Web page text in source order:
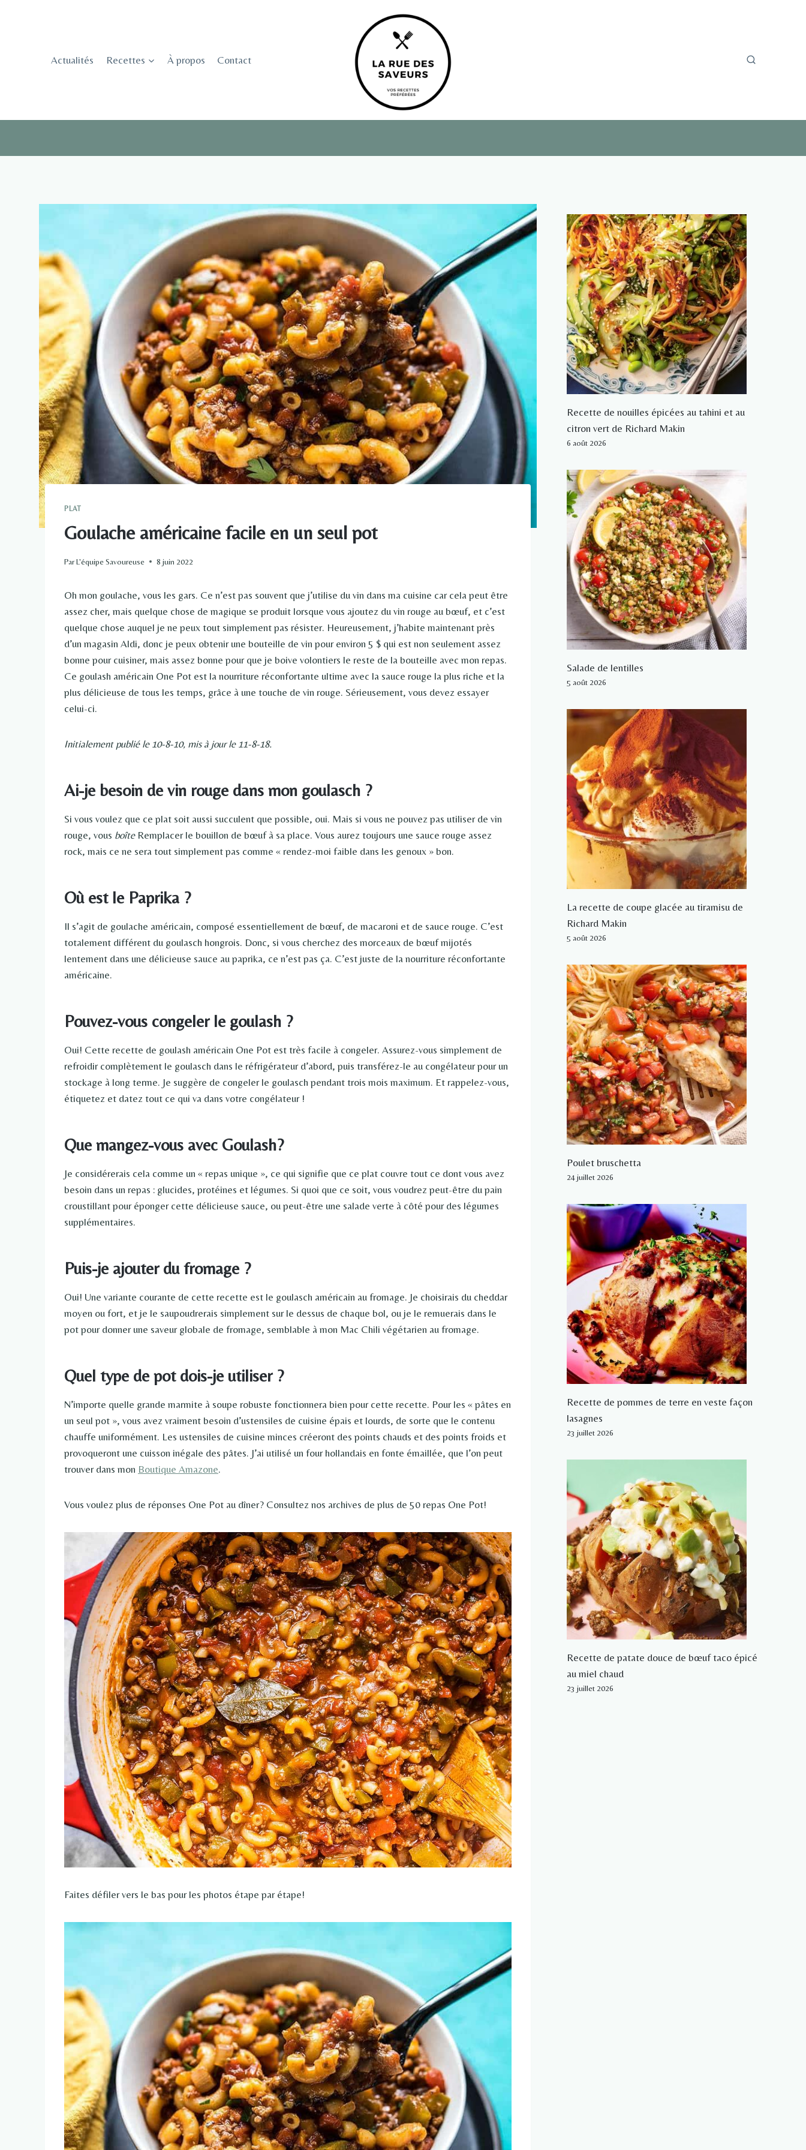
Actualités
Recettes À propos Contact
PLAT
Goulache américaine facile en un seul pot
ParL'équipe Savoureuse 8 juin 2022
Oh mon goulache, vous les gars. Ce n’est pas souvent que j’utilise du vin dans ma cuisine car cela peut être
assez cher, mais quelque chose de magique se produit lorsque vous ajoutez du vin rouge au bœuf, et c’est
quelque chose auquel je ne peux tout simplement pas résister. Heureusement, j’habite maintenant près
d’un magasin Aldi, donc je peux obtenir une bouteille de vin pour environ 5 $ qui est non seulement assez
bonne pour cuisiner, mais assez bonne pour que je boive volontiers le reste de la bouteille avec mon repas.
Ce goulash américain One Pot est la nourriture réconfortante ultime avec la sauce rouge la plus riche et la
plus délicieuse de tous les temps, grâce à une touche de vin rouge. Sérieusement, vous devez essayer
celui-ci.
Initialement publié le 10-8-10, mis à jour le 11-8-18.
Ai-je besoin de vin rouge dans mon goulasch ?
Si vous voulez que ce plat soit aussi succulent que possible, oui. Mais si vous ne pouvez pas utiliser de vin
rouge, vous boîteRemplacer le bouillon de bœuf à sa place. Vous aurez toujours une sauce rouge assez
rock, mais ce ne sera tout simplement pas comme « rendez-moi faible dans les genoux » bon.
Où est le Paprika ?
Il s’agit de goulache américain, composé essentiellement de bœuf, de macaroni et de sauce rouge. C’est
totalement différent du goulasch hongrois. Donc, si vous cherchez des morceaux de bœuf mijotés
lentement dans une délicieuse sauce au paprika, ce n’est pas ça. C’est juste de la nourriture réconfortante
américaine.
Pouvez-vous congeler le goulash ?
Oui! Cette recette de goulash américain One Pot est très facile à congeler. Assurez-vous simplement de
refroidir complètement le goulasch dans le réfrigérateur d’abord, puis transférez-le au congélateur pour un
stockage à long terme. Je suggère de congeler le goulasch pendant trois mois maximum. Et rappelez-vous,
étiquetez et datez tout ce qui va dans votre congélateur !
Que mangez-vous avec Goulash?
Je considérerais cela comme un « repas unique », ce qui signifie que ce plat couvre tout ce dont vous avez
besoin dans un repas : glucides, protéines et légumes. Si quoi que ce soit, vous voudrez peut-être du pain
croustillant pour éponger cette délicieuse sauce, ou peut-être une salade verte à côté pour des légumes
supplémentaires.
Puis-je ajouter du fromage ?
Oui! Une variante courante de cette recette est le goulasch américain au fromage. Je choisirais du cheddar
moyen ou fort, et je le saupoudrerais simplement sur le dessus de chaque bol, ou je le remuerais dans le
pot pour donner une saveur globale de fromage, semblable à mon Mac Chili végétarien au fromage.
Quel type de pot dois-je utiliser ?
N’importe quelle grande marmite à soupe robuste fonctionnera bien pour cette recette. Pour les « pâtes en
un seul pot », vous avez vraiment besoin d’ustensiles de cuisine épais et lourds, de sorte que le contenu
chauffe uniformément. Les ustensiles de cuisine minces créeront des points chauds et des points froids et
provoqueront une cuisson inégale des pâtes. J’ai utilisé un four hollandais en fonte émaillée, que l’on peut
trouver dans mon Boutique Amazone.
Vous voulez plus de réponses One Pot au dîner? Consultez nos archives de plus de 50 repas One Pot!
Faites défiler vers le bas pour les photos étape par étape!
Recette de nouilles épicées au tahini et au
citron vert de Richard Makin
6 août 2026
Salade de lentilles
5 août 2026
La recette de coupe glacée au tiramisu de
Richard Makin
5 août 2026
Poulet bruschetta
24 juillet 2026
Recette de pommes de terre en veste façon
lasagnes
23 juillet 2026
Recette de patate douce de bœuf taco épicé
au miel chaud
23 juillet 2026